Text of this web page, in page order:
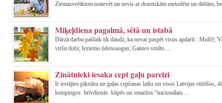
Ziemassvētkiem notievēt un nevis ar drastiskām metodēm un diētām,
Miķeļdiena pagalmā, sētā un istabā
Dārzā darbu pašlaik tik daudz, ka nevar paspēt visus apdarīt : Mulčē;
viršu dobi; Ieziemo ūdensaugus; Gatavo smilts ...
Zinātnieki iesaka cept gaļu pareizi
Ir iestājies pikniku un gaļas cepšanas laiks un visos Latvijas stūrīšos,
kempingos brīvdienās kūpēs un smaržos “nacionālais ...